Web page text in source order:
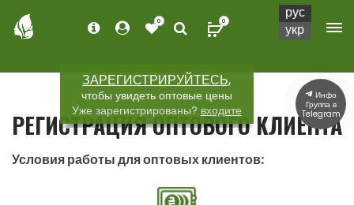
ЗАРЕГИСТРИРУЙТЕСЬ,
чтобы увидеть оптовые цены
Уже зарегистрированы? входите
0 0
РЕГИСТРАЦИЯ ОПТОВОГО КЛИЕНТА
Условия работы для оптовых клиентов:
рус
укр
Инфо
Группа в
Telegram